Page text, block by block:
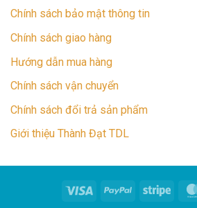
Chính sách bảo mật thông tin
Chính sách giao hàng
Hướng dẫn mua hàng
Chính sách vận chuyển
Chính sách đổi trả sản phẩm
Giới thiệu Thành Đạt TDL
Visa PayPal Stripe